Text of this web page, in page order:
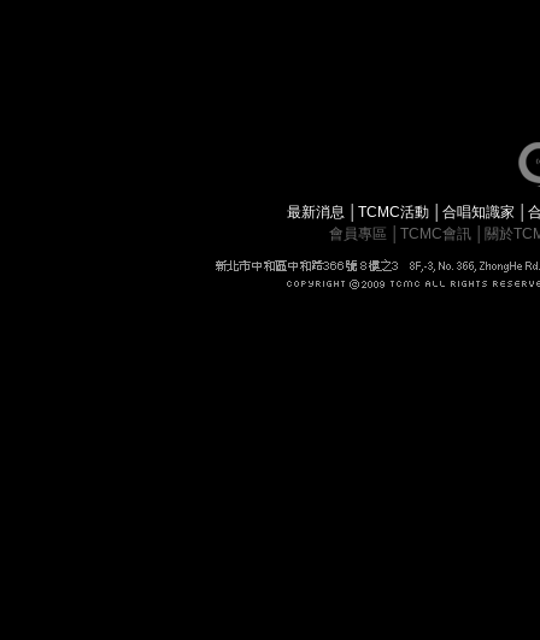
最新消息 │TCMC活動 │合唱知識家 │
會員專區
TCMC會訊 關於